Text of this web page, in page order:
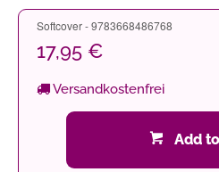
Softcover - 9783668486768
17,95 €
Versandkostenfrei
Add